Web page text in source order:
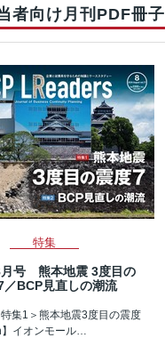
者向け月刊PDF冊子
特集
号 熊本地震 3度目の
／BCP見直しの潮流
集1＞熊本地震3度目の震度
イオンモール…